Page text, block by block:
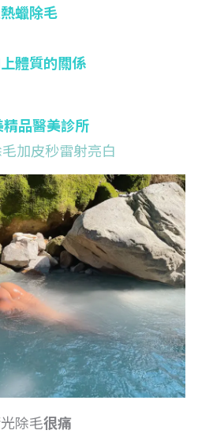
蠟除毛
體質的關係
品醫美診所
加皮秒雷射亮白
除毛很痛